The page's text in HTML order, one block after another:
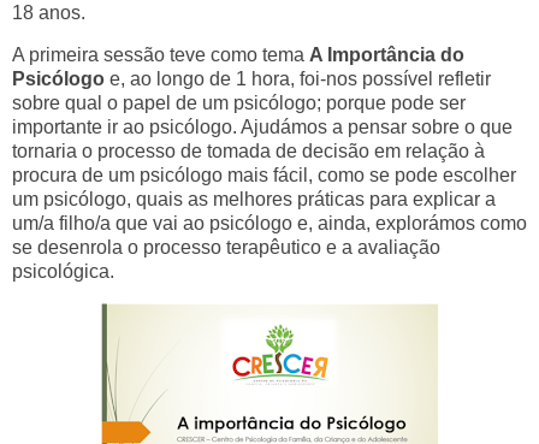
18 anos.
A primeira sessão teve como tema A Importância do
Psicólogo e, ao longo de 1 hora, foi-nos possível refletir
sobre qual o papel de um psicólogo; porque pode ser
importante ir ao psicólogo. Ajudámos a pensar sobre o que
tornaria o processo de tomada de decisão em relação à
procura de um psicólogo mais fácil, como se pode escolher
um psicólogo, quais as melhores práticas para explicar a
um/a filho/a que vai ao psicólogo e, ainda, explorámos como
se desenrola o processo terapêutico e a avaliação
psicológica.